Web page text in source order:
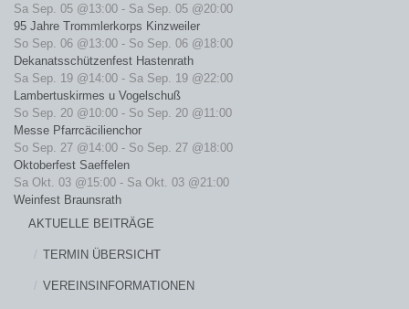
Sa Sep. 05 @13:00 - Sa Sep. 05 @20:00
95 Jahre Trommlerkorps Kinzweiler
So Sep. 06 @13:00 - So Sep. 06 @18:00
Dekanatsschützenfest Hastenrath
Sa Sep. 19 @14:00 - Sa Sep. 19 @22:00
Lambertuskirmes u Vogelschuß
So Sep. 20 @10:00 - So Sep. 20 @11:00
Messe Pfarrcäcilienchor
So Sep. 27 @14:00 - So Sep. 27 @18:00
Oktoberfest Saeffelen
Sa Okt. 03 @15:00 - Sa Okt. 03 @21:00
Weinfest Braunsrath
AKTUELLE BEITRÄGE
TERMIN ÜBERSICHT
VEREINSINFORMATIONEN